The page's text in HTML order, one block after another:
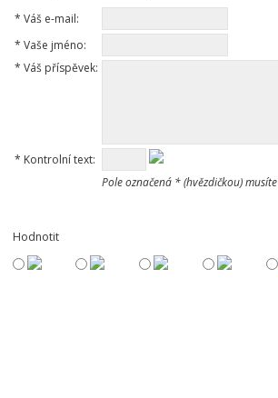
* Váš e-mail:
* Vaše jméno:
* Váš příspěvek:
* Kontrolní text:
Pole označená * (hvězdičkou)
Hodnotit